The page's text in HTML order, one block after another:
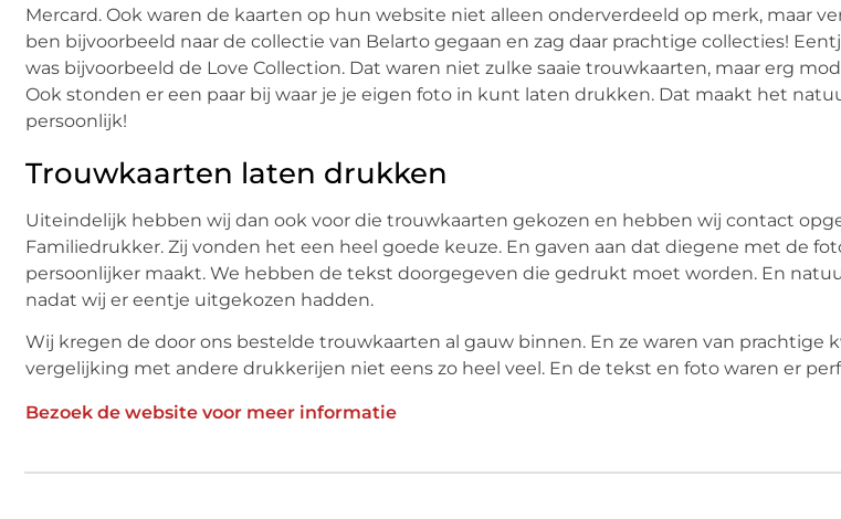
Mercard. Ook waren de kaarten op hun website niet alleen onderverdeeld op merk, maar
ben bijvoorbeeld naar de collectie van Belarto gegaan en zag daar prachtige collecties!
was bijvoorbeeld de Love Collection. Dat waren niet zulke saaie trouwkaarten, maar erg
Ook stonden er een paar bij waar je je eigen foto in kunt laten drukken. Dat maakt het
persoonlijk!
Trouwkaarten laten drukken
Uiteindelijk hebben wij dan ook voor die trouwkaarten gekozen en hebben wij contact
Familiedrukker. Zij vonden het een heel goede keuze. En gaven aan dat diegene met de
persoonlijker maakt. We hebben de tekst doorgegeven die gedrukt moet worden. En
nadat wij er eentje uitgekozen hadden.
Wij kregen de door ons bestelde trouwkaarten al gauw binnen. En ze waren van prachtige
vergelijking met andere drukkerijen niet eens zo heel veel. En de tekst en foto waren er
Bezoek de website voor meer informatie